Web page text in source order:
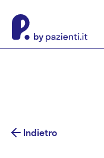
Indietro